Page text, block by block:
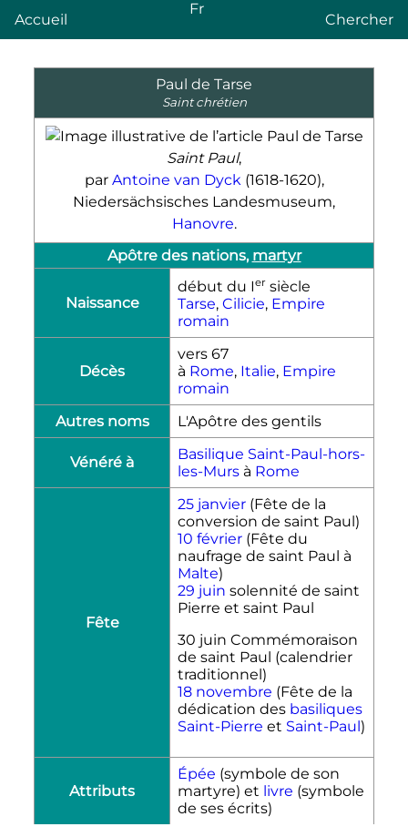
Accueil
Fr
Chercher
Paul de Tarse
Saint chrétien
Saint Paul,
par Antoine van Dyck (1618-1620),
Niedersächsisches Landesmuseum,
Hanovre.
Apôtre des nations, martyr
Naissance
début du Ier siècle
Tarse, Cilicie, Empire
romain
Décès
vers 67
à Rome, Italie, Empire
romain
Autres noms
L'Apôtre des gentils
Vénéré à
Basilique Saint-Paul-hors-
les-Murs à Rome
Fête
25 janvier (Fête de la
conversion de saint Paul)
10 février (Fête du
naufrage de saint Paul à
Malte)
29 juin solennité de saint
Pierre et saint Paul
30 juin Commémoraison
de saint Paul (calendrier
traditionnel)
18 novembre (Fête de la
dédication des basiliques
Saint-Pierre et Saint-Paul)
Attributs
Épée (symbole de son
martyre) et livre (symbole
de ses écrits)